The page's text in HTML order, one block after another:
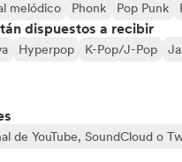
melódico Phonk Pop Punk
dispuestos a recibir
Hyperpop K-Pop/J-Pop
de YouTube, SoundCloud o